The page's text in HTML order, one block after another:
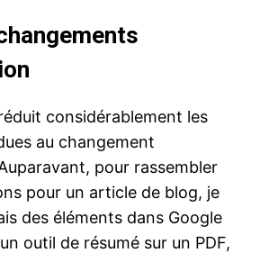
considérablement les
au changement
pour rassembler
pour un article de blog, je
des éléments dans Google
outil de résumé sur un PDF,